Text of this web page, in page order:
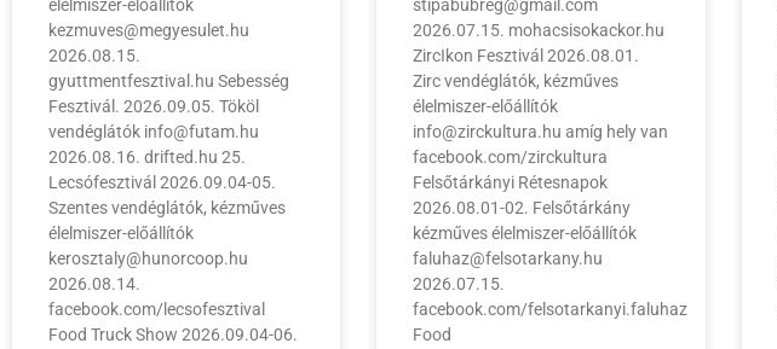
élelmiszer-előállítók
kezmuves@megyesulet.hu
2026.08.15.
gyuttmentfesztival.hu Sebesség
Fesztivál. 2026.09.05. Tököl
vendéglátók info@futam.hu
2026.08.16. drifted.hu 25.
Lecsófesztivál 2026.09.04-05.
Szentes vendéglátók, kézműves
élelmiszer-előállítók
kerosztaly@hunorcoop.hu
2026.08.14.
facebook.com/lecsofesztival
Food Truck Show 2026.09.04-06.
stipabubreg@gmail.com
2026.07.15. mohacsisokackor.hu
ZircIkon Fesztivál 2026.08.01.
Zirc vendéglátók, kézműves
élelmiszer-előállítók
info@zirckultura.hu amíg hely van
facebook.com/zirckultura
Felsőtárkányi Rétesnapok
2026.08.01-02. Felsőtárkány
kézműves élelmiszer-előállítók
faluhaz@felsotarkany.hu
2026.07.15.
facebook.com/felsotarkanyi.faluhaz
Food